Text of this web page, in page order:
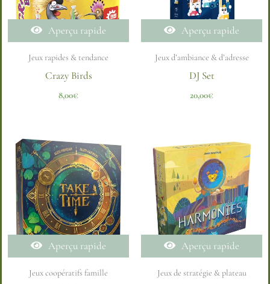
Aperçu rapide
Jeux rapides & tendance
Crazy Birds
8,00€
Aperçu rapide
Jeux d’ambiance & d’adresse
DJ Set
20,00€
Aperçu rapide
Jeux coopératifs famille
Aperçu rapide
Jeux de stratégie & plateau